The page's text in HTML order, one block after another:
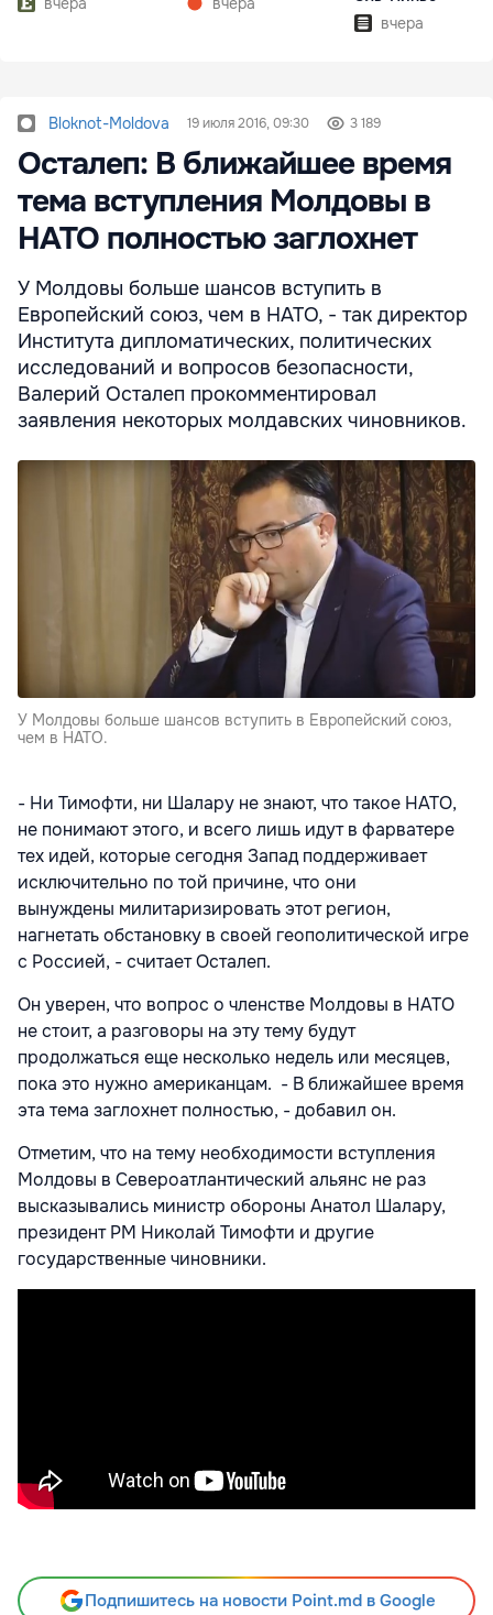
вчера
Bloknot-Moldova 19 июля 2016, 09:30 3 189
Осталеп: В ближайшее время
тема вступления Молдовы в
НАТО полностью заглохнет
У Молдовы больше шансов вступить в
Европейский союз, чем в НАТО, - так директор
Института дипломатических, политических
исследований и вопросов безопасности,
Валерий Осталеп прокомментировал
заявления некоторых молдавских чиновников.
У Молдовы больше шансов вступить в Европейский союз,
чем в НАТО.
- Ни Тимофти, ни Шалару не знают, что такое НАТО,
не понимают этого, и всего лишь идут в фарватере
тех идей, которые сегодня Запад поддерживает
исключительно по той причине, что они
вынуждены милитаризировать этот регион,
нагнетать обстановку в своей геополитической игре
с Россией, - считает Осталеп.
Он уверен, что вопрос о членстве Молдовы в НАТО
не стоит, а разговоры на эту тему будут
продолжаться еще несколько недель или месяцев,
пока это нужно американцам. - В ближайшее время
эта тема заглохнет полностью, - добавил он.
Отметим, что на тему необходимости вступления
Молдовы в Североатлантический альянс не раз
высказывались министр обороны Анатол Шалару,
президент РМ Николай Тимофти и другие
государственные чиновники.
Подпишитесь на новости Point.md в Google